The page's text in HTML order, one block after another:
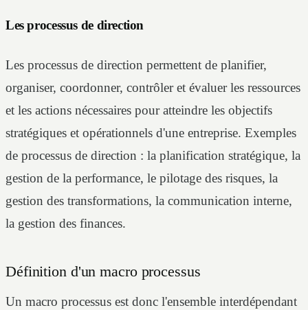
Les processus de direction
Les processus de direction permettent de planifier,
organiser, coordonner, contrôler et évaluer les ressources
et les actions nécessaires pour atteindre les objectifs
stratégiques et opérationnels d'une entreprise. Exemples
de processus de direction : la planification stratégique, la
gestion de la performance, le pilotage des risques, la
gestion des transformations, la communication interne,
la gestion des finances.
Définition d'un macro processus
Un macro processus est donc l'ensemble interdépendant